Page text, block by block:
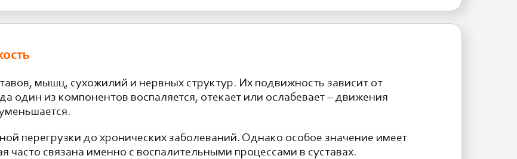
мышц, сухожилий и нервных структур. Их подвижность зависит от
один из компонентов воспаляется, отекает или ослабевает – движения
перегрузки до хронических заболеваний. Однако особое значение имеет
часто связана именно с воспалительными процессами в суставах.